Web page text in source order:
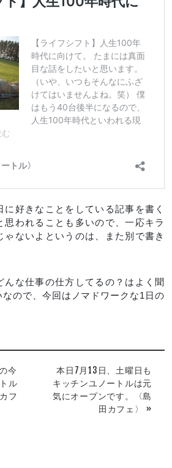
好きなことをしている記事を書く
思われることも多いので、一応キラ
ゃないよというのは、また別で書き
んな仕事の仕方してるの？はよく聞
ので、今回はノマドワークな1日の
今
ル
フ
本日7月13日、土曜日も
キッチンユノートルは元
気にオープンです。〈島
田カフェ〉 »